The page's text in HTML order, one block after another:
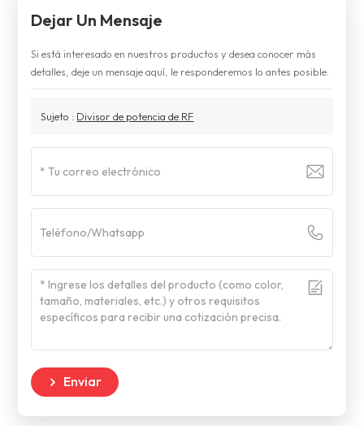
Dejar Un Mensaje
Si está interesado en nuestros productos y desea conocer más
detalles, deje un mensaje aquí, le responderemos lo antes posible.
Sujeto : Divisor de potencia de RF
Enviar